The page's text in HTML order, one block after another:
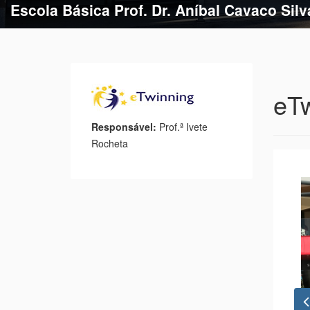
Escola Básica Prof. Dr. Aníbal Cavaco
Escola Básica de Estação
Responsável: Prof.ª Ivete
Rocheta